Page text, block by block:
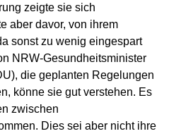
zeigte sie sich
aber davor, von ihrem
sonst zu wenig eingespart
NRW-Gesundheitsminister
die geplanten Regelungen
könne sie gut verstehen. Es
zwischen
Dies sei aber nicht ihre